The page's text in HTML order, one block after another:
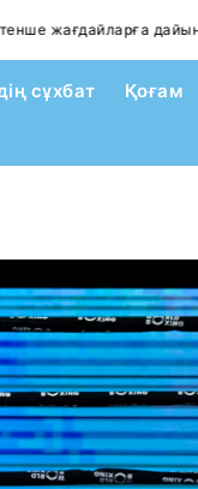
дайын ба?
сұхбат Қоғам